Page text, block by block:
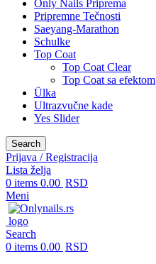
Only Nails Priprema
Pripremne Tečnosti
Saeyang-Marathon
Schulke
Top Coat
Top Coat Clear
Top Coat sa efektom
Ülka
Ultrazvučne kade
Yes Slider
Search
Prijava / Registracija
Lista želja
0 items 0.00 RSD
Meni
Search
0 items 0.00 RSD